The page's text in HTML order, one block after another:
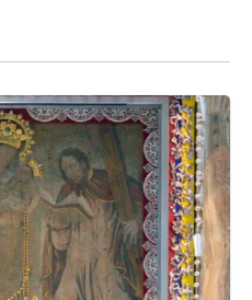
de las intensas lluvias